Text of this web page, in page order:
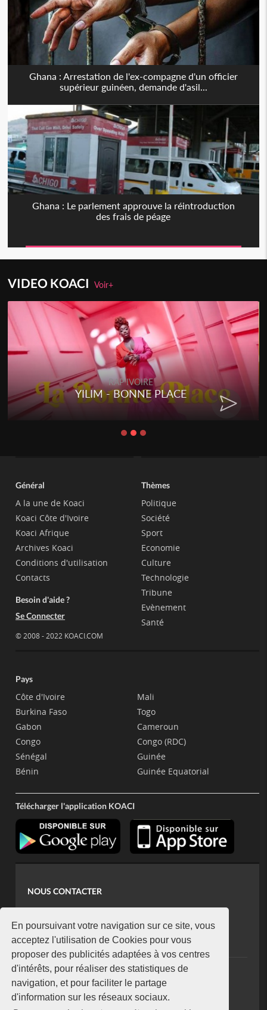
En poursuivant votre navigation sur ce site, vous
acceptez l'utilisation de Cookies pour vous
proposer des publicités adaptées à vos centres
d'intérêts, pour réaliser des statistiques de
navigation, et pour faciliter le partage
d'information sur les réseaux sociaux.
Ghana : Arrestation de l'ex-compagne d'un officier
supérieur guinéen, demande d'asil...
Ghana : Le parlement approuve la réintroduction
des frais de péage
VIDEO KOACIVoir+
RAP IVOIRE
YILIM - BONNE PLACE
Général
A la une de Koaci
Koaci Côte d'Ivoire
Koaci Afrique
Archives Koaci
Conditions d'utilisation
Contacts
Besoin d'aide ?
Se Connecter
© 2008 - 2022 KOACI.COM
Thèmes
Politique
Société
Sport
Economie
Culture
Technologie
Tribune
Evènement
Santé
Pays
Côte d'Ivoire
Burkina Faso
Gabon
Congo
Sénégal
Bénin
Mali
Togo
Cameroun
Congo (RDC)
Guinée
Guinée Equatorial
Télécharger l'application KOACI
NOUS CONTACTER
koaci@yahoo.fr
+225 07 08 85 52 93
NEWSLETTER
Restez connecté via notre newsletter